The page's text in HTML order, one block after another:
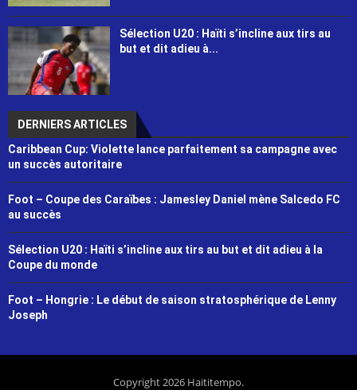
Sélection U20 : Haïti s’incline aux tirs au
but et dit adieu à...
DERNIERS ARTICLES
Caribbean Cup: Violette lance parfaitement sa campagne avec
un succès autoritaire
Foot – Coupe des Caraïbes : Jamesley Daniel mène Salcedo FC
au succès
Sélection U20 : Haïti s’incline aux tirs au but et dit adieu à la
Coupe du monde
Foot – Hongrie : Le début de saison stratosphérique de Lenny
Joseph
Copyright 2026 Haititempo.